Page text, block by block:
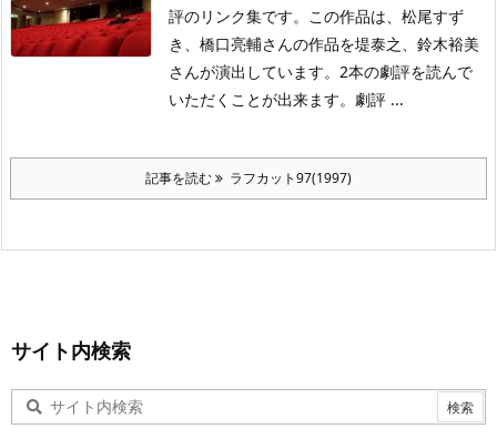
評のリンク集です。この作品は、松尾すず
き、橋口亮輔さんの作品を堤泰之、鈴木裕美
さんが演出しています。2本の劇評を読んで
いただくことが出来ます。劇評 ...
記事を読む ラフカット97(1997)
サイト内検索